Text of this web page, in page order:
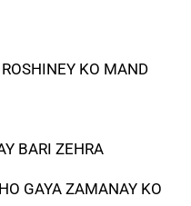
KO MAND
BARI ZEHRA
GAYA ZAMANAY KO